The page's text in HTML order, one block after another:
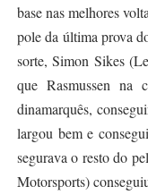
base nas melhores
pole da última prova
sorte, Simon Sikes
que Rasmussen
dinamarquês,
largou bem e
segurava o resto do
Motorsports)